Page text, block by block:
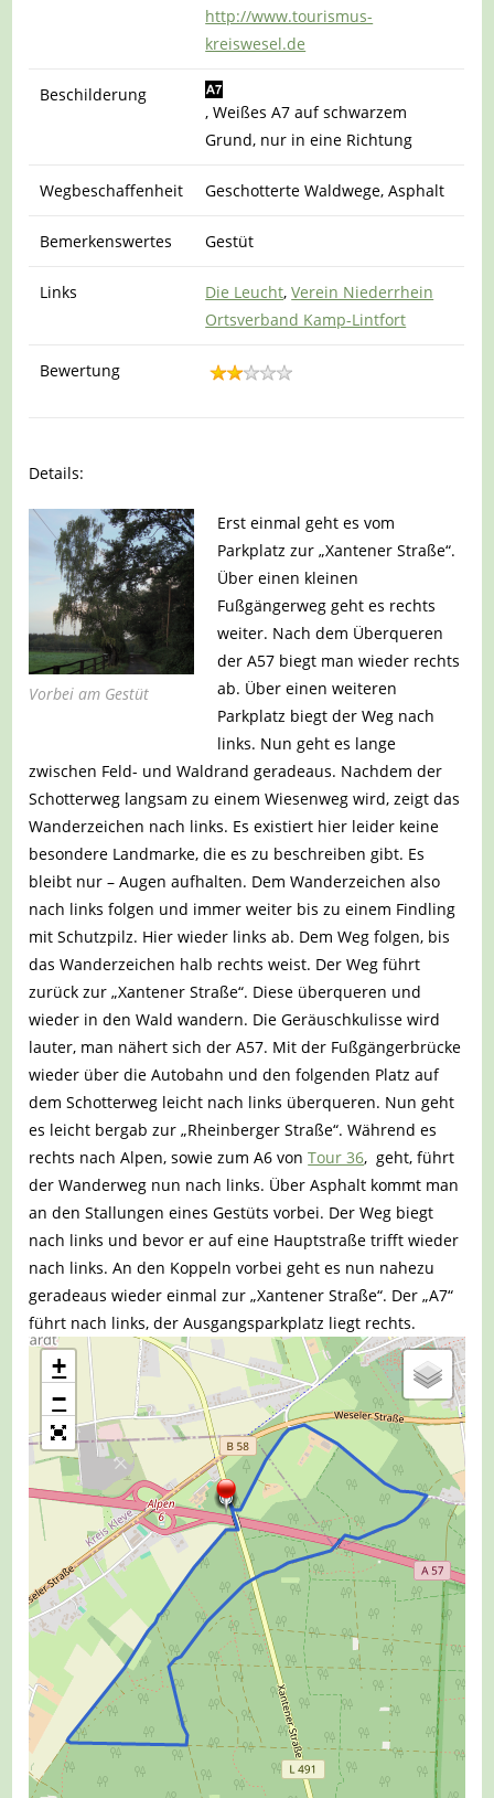
http://www.tourismus-
kreiswesel.de
Beschilderung
, Weißes A7 auf schwarzem
Grund, nur in eine Richtung
Wegbeschaffenheit Geschotterte Waldwege, Asphalt
Bemerkenswertes Gestüt
Links Die Leucht,Verein Niederrhein
Ortsverband Kamp-Lintfort
Bewertung
Details:
Vorbei am Gestüt
Erst einmal geht es vom
Parkplatz zur „Xantener Straße“.
Über einen kleinen
Fußgängerweg geht es rechts
weiter. Nach dem Überqueren
der A57 biegt man wieder rechts
ab. Über einen weiteren
Parkplatz biegt der Weg nach
links. Nun geht es lange
zwischen Feld- und Waldrand geradeaus. Nachdem der
Schotterweg langsam zu einem Wiesenweg wird, zeigt das
Wanderzeichen nach links. Es existiert hier leider keine
besondere Landmarke, die es zu beschreiben gibt. Es
bleibt nur – Augen aufhalten. Dem Wanderzeichen also
nach links folgen und immer weiter bis zu einem Findling
mit Schutzpilz. Hier wieder links ab. Dem Weg folgen, bis
das Wanderzeichen halb rechts weist. Der Weg führt
zurück zur „Xantener Straße“. Diese überqueren und
wieder in den Wald wandern. Die Geräuschkulisse wird
lauter, man nähert sich der A57. Mit der Fußgängerbrücke
wieder über die Autobahn und den folgenden Platz auf
dem Schotterweg leicht nach links überqueren. Nun geht
es leicht bergab zur „Rheinberger Straße“. Während es
rechts nach Alpen, sowie zum A6 vonTour 36, geht, führt
der Wanderweg nun nach links. Über Asphalt kommt man
an den Stallungen eines Gestüts vorbei. Der Weg biegt
nach links und bevor er auf eine Hauptstraße trifft wieder
nach links. An den Koppeln vorbei geht es nun nahezu
geradeaus wieder einmal zur „Xantener Straße“. Der „A7“
führt nach links, der Ausgangsparkplatz liegt rechts.
+
−